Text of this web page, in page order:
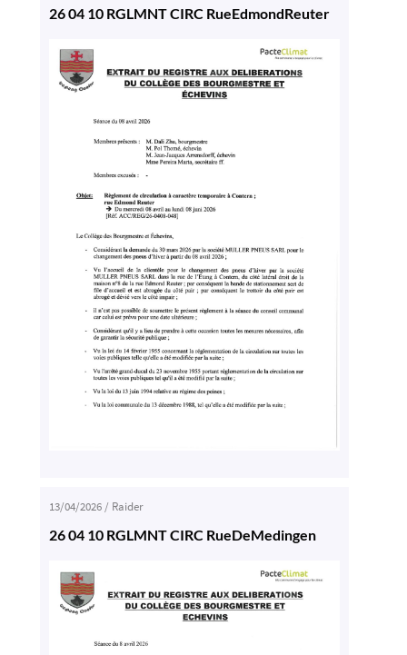
26 04 10 RGLMNT CIRC RueEdmondReuter
13/04/2026/ Raider
26 04 10 RGLMNT CIRC RueDeMedingen